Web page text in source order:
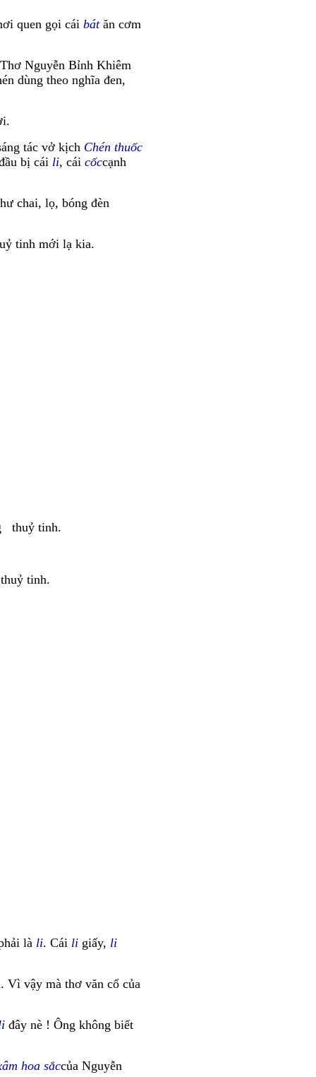
quen gọi cái bátăn cơm
Nguyễn Bỉnh Khiêm
dùng theo nghĩa đen,
tác vở kịch Chén thuốc
bị cái li, cái cốccạnh
chai, lọ, bóng đèn
tinh mới lạ kia.
thuỷ tinh.
tinh.
là li. Cái li giấy, li
Vì vậy mà thơ văn cổ của
đây nè ! Ông không biết
hoa sắccủa Nguyễn